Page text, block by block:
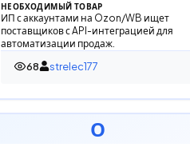
НЕОБХОДИМЫЙ ТОВАР
ИП с аккаунтами на Ozon/WB ищет
поставщиков с API-интеграцией для
автоматизации продаж.
68
68 просмотров
strelec177
О